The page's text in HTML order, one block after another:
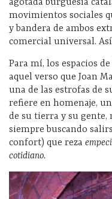
agotada burguesía
movimientos sociales
y bandera de ambos
comercial universal.
Para mí, los espacios
aquel verso que Joan
una de las estrofas de
refiere en homenaje,
de su tierra y su gente,
siempre buscando
confort) que reza
cotidiano.